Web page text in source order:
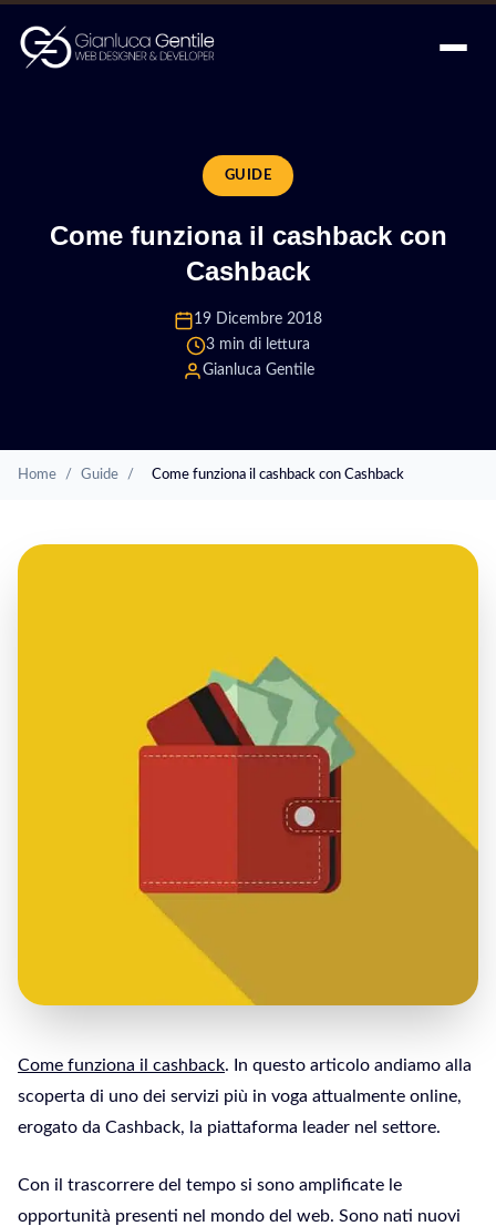
GUIDE
Come funziona il cashback con
Cashback
19 Dicembre 2018
3 min di lettura
Gianluca Gentile
Home / Guide / Come funziona il cashback con Cashback
Come funziona il cashback. In questo articolo andiamo alla
scoperta di uno dei servizi più in voga attualmente online,
erogato da Cashback, la piattaforma leader nel settore.
Con il trascorrere del tempo si sono amplificate le
opportunità presenti nel mondo del web. Sono nati nuovi